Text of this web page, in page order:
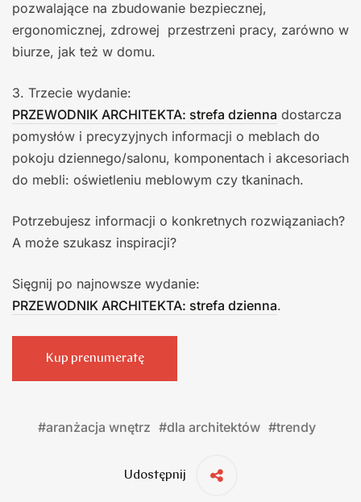
pozwalające na zbudowanie bezpiecznej,
ergonomicznej, zdrowej przestrzeni pracy, zarówno w
biurze, jak też w domu.
3. Trzecie wydanie:
PRZEWODNIK ARCHITEKTA: strefa dzienna dostarcza
pomysłów i precyzyjnych informacji o meblach do
pokoju dziennego/salonu, komponentach i akcesoriach
do mebli: oświetleniu meblowym czy tkaninach.
Potrzebujesz informacji o konkretnych rozwiązaniach?
A może szukasz inspiracji?
Sięgnij po najnowsze wydanie:
PRZEWODNIK ARCHITEKTA: strefa dzienna.
Kup prenumeratę
#aranżacja wnętrz #dla architektów #trendy
Udostępnij